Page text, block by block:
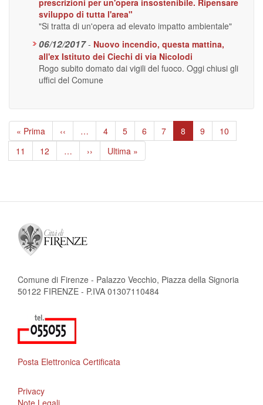
prescrizioni per un'opera insostenibile. Ripensare
sviluppo di tutta l'area"
"Si tratta di un'opera ad elevato impatto ambientale"
06/12/2017 - Nuovo incendio, questa mattina,
all'ex Istituto dei Ciechi di via Nicolodi
Rogo subito domato dai vigili del fuoco. Oggi chiusi gli
uffici del Comune
Paginazione
Prima
pagina
« Prima
Pagina
precedente
‹‹ … Page
4 Page
5 Page
6 Page
7
Pagina
attuale
8 Page
9 Page
10
Page
11 Page
12 …
Pagina
successiva
››
Ultima
pagina
Ultima »
Comune di Firenze - Palazzo Vecchio, Piazza della Signoria
50122 FIRENZE - P.IVA 01307110484
Posta Elettronica Certificata
Privacy
Note Legali